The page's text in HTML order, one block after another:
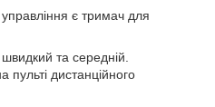
управління є тримач для
та середній.
дистанційного